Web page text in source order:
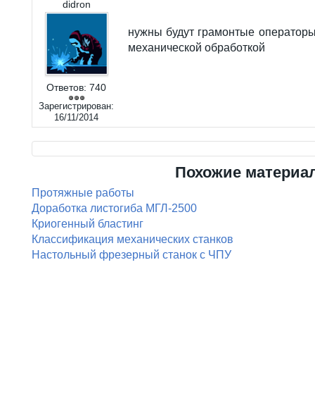
didron
Ответов: 740
Зарегистрирован:
16/11/2014
нужны будут грамонтые
механической обработкой
Похожие
Протяжные работы
Доработка листогиба МГЛ-2500
Криогенный бластинг
Классификация механических станков
Настольный фрезерный станок с ЧПУ